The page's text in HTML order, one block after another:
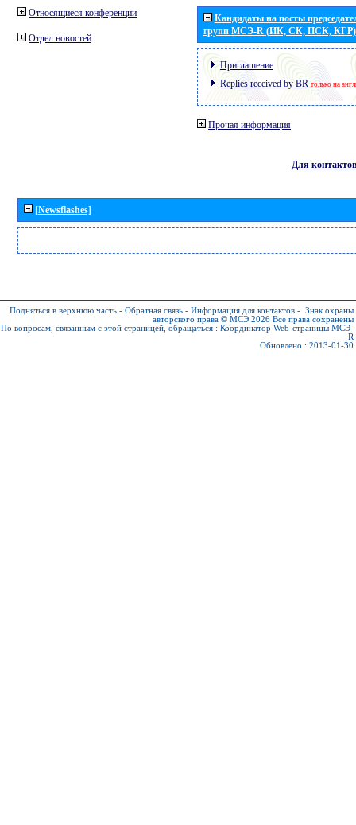
Относящиеся конференции
Отдел новостей
Кандидаты на посты
групп МСЭ-R (ИК, СК, ПСК, КГР)
Приглашение
Replies received by BR только на
Прочая информация
Для контактов
[Newsflashes]
Подняться в верхнюю часть - Обратная связь - Информация для контактов - Знак охраны
авторского права © МСЭ 2026 Все права сохранены
По вопросам, связанным с этой страницей, обращаться : Координатор Web-страницы МСЭ-
R
Обновлено : 2013-01-30